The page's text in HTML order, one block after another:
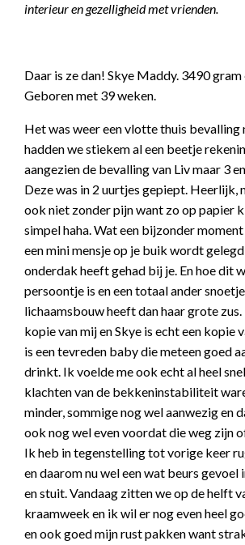
interieur en gezelligheid met vrienden.
Daar is ze dan! Skye Maddy. 3490 gram
Geboren met 39 weken.
Het was weer een vlotte thuis bevalling
hadden we stiekem al een beetje
aangezien de bevalling van Liv maar 3
Deze was in 2 uurtjes gepiept. Heerlijk,
ook niet zonder pijn want zo op papier
simpel haha. Wat een bijzonder
een mini mensje op je buik wordt
onderdak heeft gehad bij je. En hoe dit
persoontje is en een totaal ander
lichaamsbouw heeft dan haar grote zus.
kopie van mij en Skye is echt een kopie
is een tevreden baby die meteen goed
drinkt. Ik voelde me ook echt al heel
klachten van de bekkeninstabiliteit
minder, sommige nog wel aanwezig en
ook nog wel even voordat die weg zijn
Ik heb in tegenstelling tot vorige keer
en daarom nu wel een wat beurs gevoel
en stuit. Vandaag zitten we op de helft
kraamweek en ik wil er nog even heel
en ook goed mijn rust pakken want